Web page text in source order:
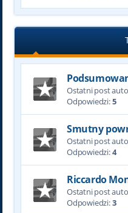
Ostatni post
Odpowiedzi:5
Smutny
Ostatni post
Odpowiedzi:4
Riccardo
Ostatni post
Odpowiedzi:3